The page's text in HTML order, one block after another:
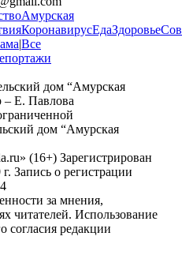
Амурская
КоронавирусЕдаЗдоровье
|Все
дом “Амурская
– Е. Павлова
дом “Амурская
(16+) Зарегистрирован
Запись о регистрации
за мнения,
читателей. Использование
согласия редакции